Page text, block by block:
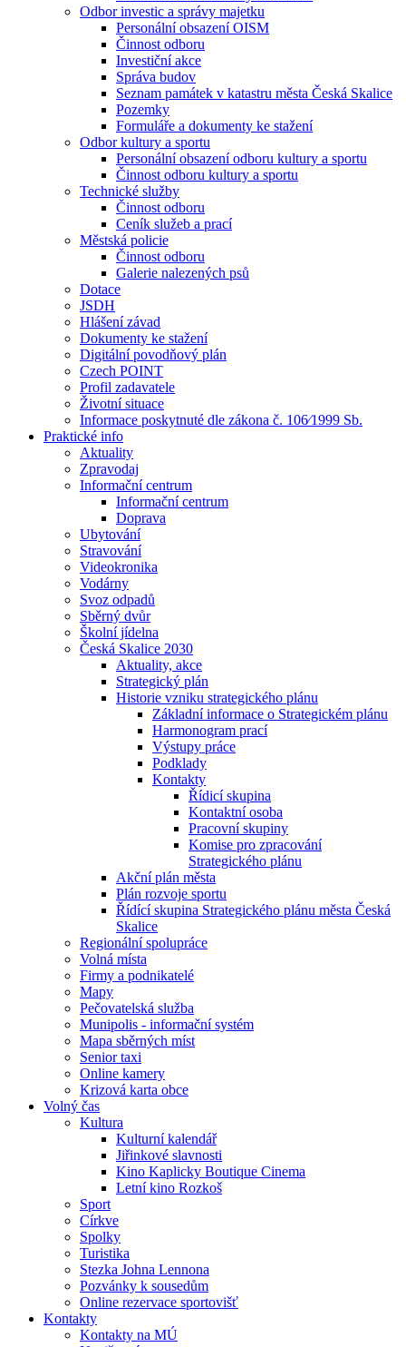
Odbor investic a správy majetku
Personální obsazení OISM
Činnost odboru
Investiční akce
Správa budov
Seznam památek v katastru města Česká Skalice
Pozemky
Formuláře a dokumenty ke stažení
Odbor kultury a sportu
Personální obsazení odboru kultury a sportu
Činnost odboru kultury a sportu
Technické služby
Činnost odboru
Ceník služeb a prací
Městská policie
Činnost odboru
Galerie nalezených psů
Dotace
JSDH
Hlášení závad
Dokumenty ke stažení
Digitální povodňový plán
Czech POINT
Profil zadavatele
Životní situace
Informace poskytnuté dle zákona č. 106⁄1999 Sb.
Praktické info
Aktuality
Zpravodaj
Informační centrum
Informační centrum
Doprava
Ubytování
Stravování
Videokronika
Vodárny
Svoz odpadů
Sběrný dvůr
Školní jídelna
Česká Skalice 2030
Aktuality, akce
Strategický plán
Historie vzniku strategického plánu
Základní informace o Strategickém plánu
Harmonogram prací
Výstupy práce
Podklady
Kontakty
Řídicí skupina
Kontaktní osoba
Pracovní skupiny
Komise pro zpracování
Strategického plánu
Akční plán města
Plán rozvoje sportu
Řídící skupina Strategického plánu města Česká
Skalice
Regionální spolupráce
Volná místa
Firmy a podnikatelé
Mapy
Pečovatelská služba
Munipolis - informační systém
Mapa sběrných míst
Senior taxi
Online kamery
Krizová karta obce
Volný čas
Kultura
Kulturní kalendář
Jiřinkové slavnosti
Kino Kaplicky Boutique Cinema
Letní kino Rozkoš
Sport
Církve
Spolky
Turistika
Stezka Johna Lennona
Pozvánky k sousedům
Online rezervace sportovišť
Kontakty
Kontakty na MÚ